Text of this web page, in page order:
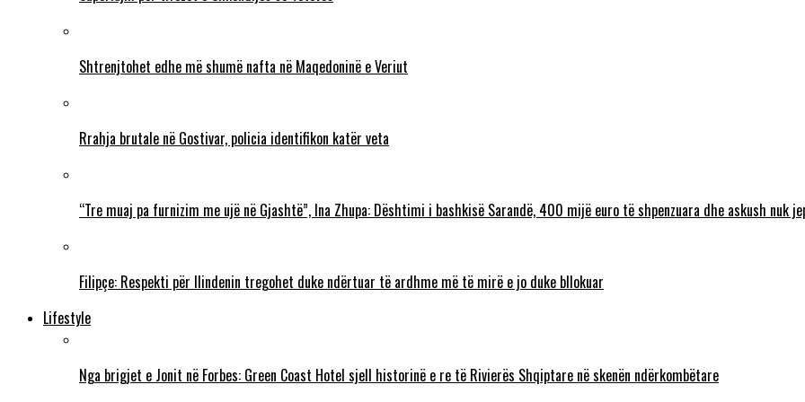
Shtrenjtohet edhe më shumë nafta në Maqedoninë e Veriut
Rrahja brutale në Gostivar, policia identifikon katër veta
“Tre muaj pa furnizim me ujë në Gjashtë”, Ina Zhupa: Dështimi i bashkisë Sarandë, 400 mijë euro të shpenzuara dhe askush nuk
Filipçe: Respekti për Ilindenin tregohet duke ndërtuar të ardhme më të mirë e jo duke bllokuar
Lifestyle
Nga brigjet e Jonit në Forbes: Green Coast Hotel sjell historinë e re të Rivierës Shqiptare në skenën ndërkombëtare